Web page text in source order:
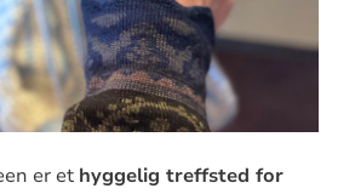
er et hyggelig treffsted for